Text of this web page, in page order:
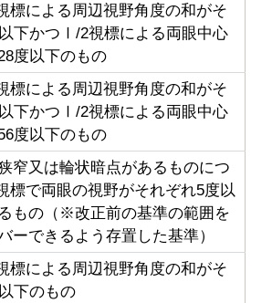
標による周辺視野角度の和がそ
下かつⅠ/2視標による両眼中心
度以下のもの
標による周辺視野角度の和がそ
下かつⅠ/2視標による両眼中心
度以下のもの
窄又は輪状暗点があるものにつ
標で両眼の視野がそれぞれ5度以
もの（※改正前の基準の範囲を
ーできるよう存置した基準）
標による周辺視野角度の和がそ
下のもの